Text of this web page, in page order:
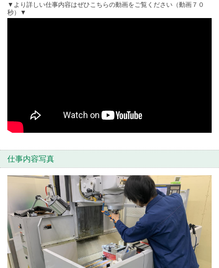
▼より詳しい仕事内容はぜひこちらの動画をご覧ください（動画７０
秒）▼
仕事内容写真